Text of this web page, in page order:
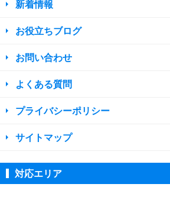
新着情報
お役立ちブログ
お問い合わせ
よくある質問
プライバシーポリシー
サイトマップ
対応エリア